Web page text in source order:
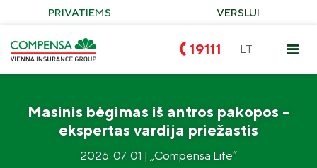
PRIVATIEMS VERSLUI
19111
Masinis bėgimas iš antros pakopos –
ekspertas vardija priežastis
2026. 07. 01 | „Compensa Life“